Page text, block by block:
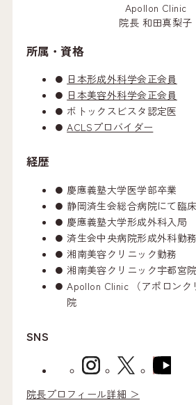
Apollon Clinic
院長 和田真梨子
所属・資格
日本形成外科学会正会員
日本美容外科学会正会員
ボトックスビスタ認定医
ACLSプロバイダー
経歴
慶應義塾大学医学部卒業
静岡済生会総合病院にて臨
慶應義塾大学形成外科入局
済生会中央病院形成外科勤務
湘南美容クリニック勤務
湘南美容クリニック宇都宮
Apollon Clinic （アポロンク
院
SNS
院長プロフィール詳細 ＞